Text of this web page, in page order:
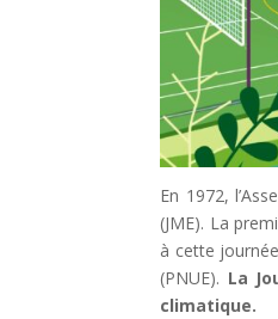
En 1972,
(JME). La
à cette
(PNUE). La
climatique.